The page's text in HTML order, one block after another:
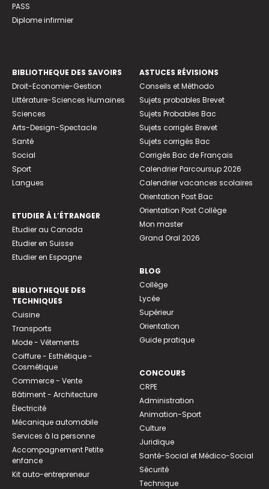
PASS
Diplome infirmier
BIBLIOTHEQUE DES SAVOIRS
Droit-Economie-Gestion
Littérature-Sciences Humaines
Sciences
Arts-Design-Spectacle
Santé
Social
Sport
Langues
ETUDIER À L’ÉTRANGER
Etudier au Canada
Etudier en Suisse
Etudier en Espagne
BIBLIOTHEQUE DES
TECHNIQUES
Cuisine
Transports
Mode - Vêtements
Coiffure - Esthétique -
Cosmétique
Commerce - Vente
Bâtiment - Architecture
Électricité
Mécanique automobile
Services à la personne
Accompagnement Petite
enfance
Kit auto-entrepreneur
ASTUCES RÉVISIONS
Conseils et Méthodo
Sujets probables Brevet
Sujets Probables Bac
Sujets corrigés Brevet
Sujets corrigés Bac
Corrigés Bac de Français
Calendrier Parcoursup 2026
Calendrier vacances scolaires
Orientation Post Bac
Orientation Post Collège
Mon master
Grand Oral 2026
BLOG
Collège
Lycée
Supérieur
Orientation
Guide pratique
CONCOURS
CRPE
Administration
Animation-Sport
Culture
Juridique
Santé-Social et Médico-Social
Sécurité
Technique